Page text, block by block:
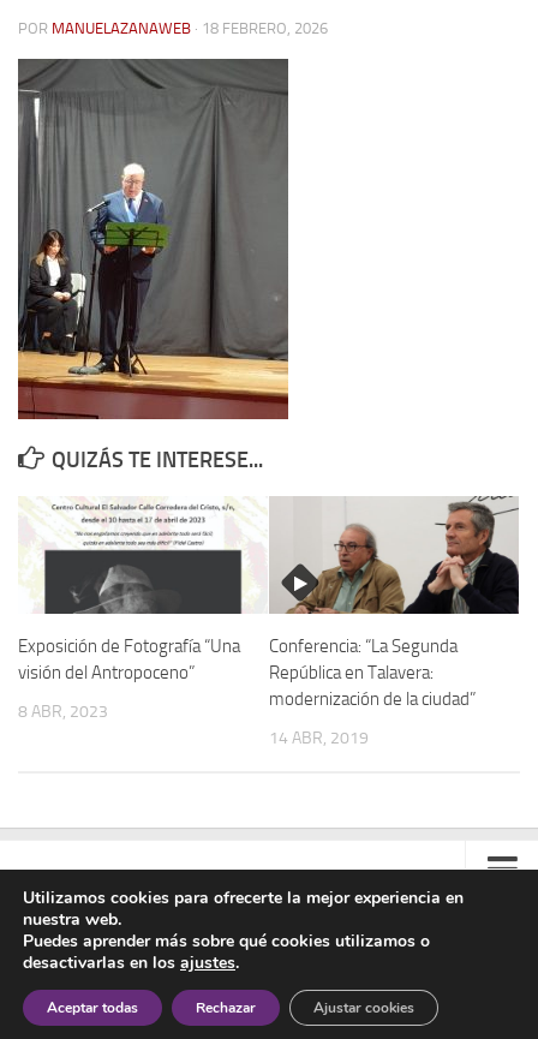
Investigación previa de la represión en Talavera de la Reina (1937-
1947).
Informe de la fosa de abril de 1939 de Tembleque
Enciclopedia Republicana
Militantes históricos IR
Personajes republicanos
Izquierda Republicana. Agrupaciones y Militantes (1934-1939)
Izquierda Republicana. Navarra
Textos esenciales del republicanismo
Archivo histórico
Archivo
Archivo Documental
Cronología fundamental de Manuel Azaña
Artículos sobre Manuel Azaña
Biblioteca
Catálogo Biblioteca
Catálogo Hemeroteca
Fondo Mario J. Bonilla
Biblioteca-Novedades
POR MANUELAZANAWEB · 18 FEBRERO, 2026
QUIZÁS TE INTERESE...
Exposición de Fotografía “Una
visión del Antropoceno”
8 ABR, 2023
Conferencia: “La Segunda
República en Talavera:
modernización de la ciudad”
14 ABR, 2019
Contacto
Colabora
Aviso Legal
Asociación Manuel Azaña © 2020 - Todos los derechos reservados
Utilizamos cookies para ofrecerte la mejor experiencia en
nuestra web.
Puedes aprender más sobre qué cookies utilizamos o
desactivarlas en los ajustes.
Aceptar todas Rechazar Ajustar cookies